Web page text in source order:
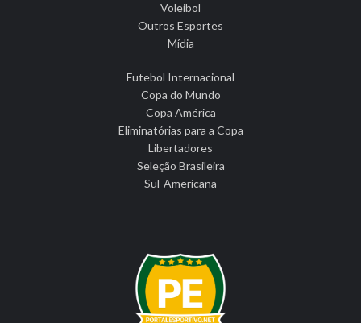
Voleibol
Outros Esportes
Mídia
Futebol Internacional
Copa do Mundo
Copa América
Eliminatórias para a Copa
Libertadores
Seleção Brasileira
Sul-Americana